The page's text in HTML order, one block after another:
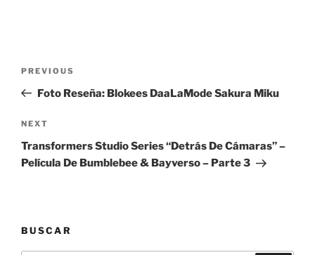
Previous
Post
PREVIOUS
Foto Reseña: Blokees DaaLaMode Sakura Miku
Next
Post
NEXT
Transformers Studio Series “Detrás De Cámaras” –
Película De Bumblebee & Bayverso – Parte 3
BUSCAR